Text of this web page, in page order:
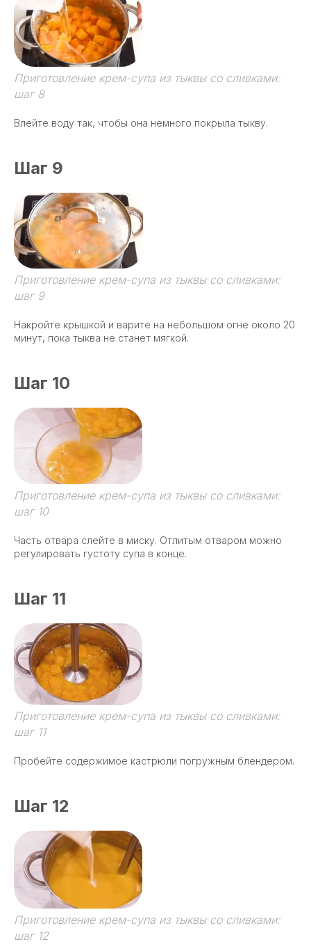
Приготовление крем-супа из тыквы со сливками:
шаг 8
Влейте воду так, чтобы она немного покрыла тыкву.
Шаг 9
Приготовление крем-супа из тыквы со сливками:
шаг 9
Накройте крышкой и варите на небольшом огне около 20
минут, пока тыква не станет мягкой.
Шаг 10
Приготовление крем-супа из тыквы со сливками:
шаг 10
Часть отвара слейте в миску. Отлитым отваром можно
регулировать густоту супа в конце.
Шаг 11
Приготовление крем-супа из тыквы со сливками:
шаг 11
Пробейте содержимое кастрюли погружным блендером.
Шаг 12
Приготовление крем-супа из тыквы со сливками:
шаг 12